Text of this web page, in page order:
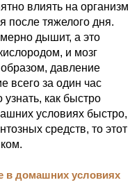
влиять на организм
после тяжелого дня.
дышит, а это
и мозг
давление
всего за один час
как быстро
условиях быстро,
средств, то этот